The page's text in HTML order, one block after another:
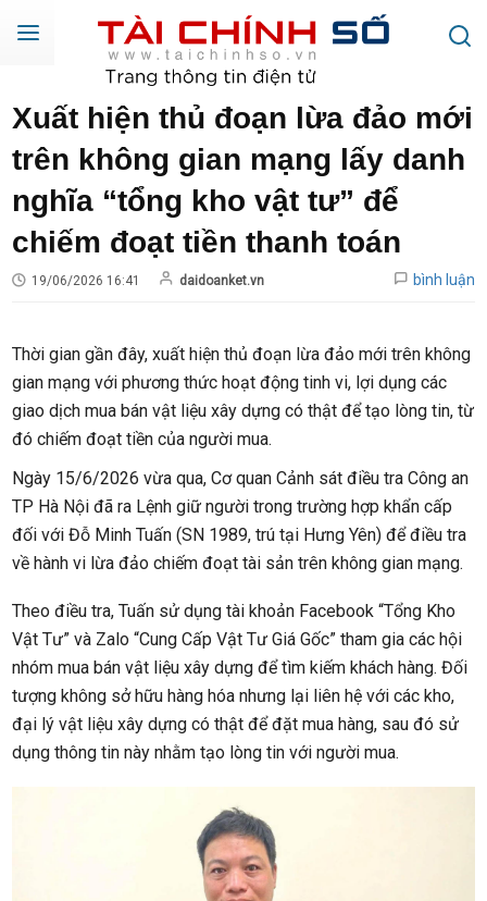
Xuất hiện thủ đoạn lừa đảo mới
trên không gian mạng lấy danh
nghĩa “tổng kho vật tư” để
chiếm đoạt tiền thanh toán
19/06/2026 16:41 daidoanket.vn bình luận
Thời gian gần đây, xuất hiện thủ đoạn lừa đảo mới trên không
gian mạng với phương thức hoạt động tinh vi, lợi dụng các
giao dịch mua bán vật liệu xây dựng có thật để tạo lòng tin, từ
đó chiếm đoạt tiền của người mua.
Ngày 15/6/2026 vừa qua, Cơ quan Cảnh sát điều tra Công an
TP Hà Nội đã ra Lệnh giữ người trong trường hợp khẩn cấp
đối với Đỗ Minh Tuấn (SN 1989, trú tại Hưng Yên) để điều tra
về hành vi lừa đảo chiếm đoạt tài sản trên không gian mạng.
Theo điều tra, Tuấn sử dụng tài khoản Facebook “Tổng Kho
Vật Tư” và Zalo “Cung Cấp Vật Tư Giá Gốc” tham gia các hội
nhóm mua bán vật liệu xây dựng để tìm kiếm khách hàng. Đối
tượng không sở hữu hàng hóa nhưng lại liên hệ với các kho,
đại lý vật liệu xây dựng có thật để đặt mua hàng, sau đó sử
dụng thông tin này nhằm tạo lòng tin với người mua.